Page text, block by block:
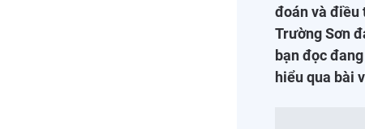
đoán và điều
Trường Sơn
bạn đọc
hiểu qua bài